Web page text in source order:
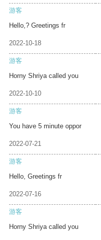
游客
Hello,? Greetings fr
2022-10-18
游客
Horny Shriya called you
2022-10-10
游客
You have 5 minute oppor
2022-07-21
游客
Hello, Greetings fr
2022-07-16
游客
Horny Shriya called you